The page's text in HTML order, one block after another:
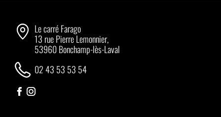
Le carré Farago
13 rue Pierre Lemonnier,
53960 Bonchamp-lès-Laval
02 43 53 53 54